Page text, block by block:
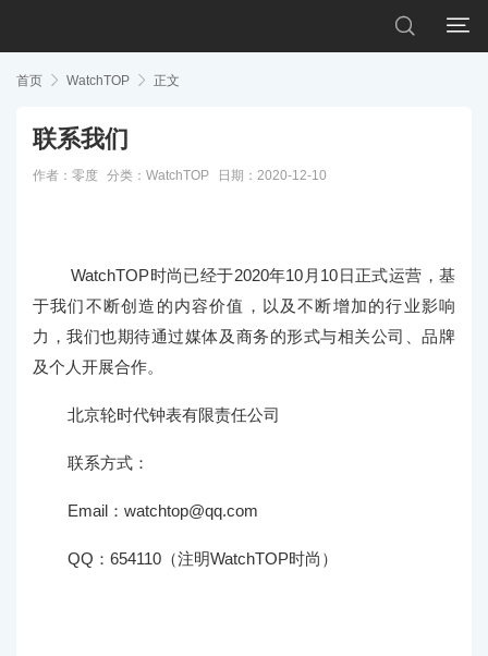


首页  WatchTOP  正文
联系我们
作者：零度 分类： WatchTOP 日期：2020-12-10
WatchTOP时尚已经于2020年10月10日正式运营，基
于我们不断创造的内容价值，以及不断增加的行业影响
力，我们也期待通过媒体及商务的形式与相关公司、品牌
及个人开展合作。
北京轮时代钟表有限责任公司
联系方式：
Email：watchtop@qq.com
QQ：654110（注明WatchTOP时尚）